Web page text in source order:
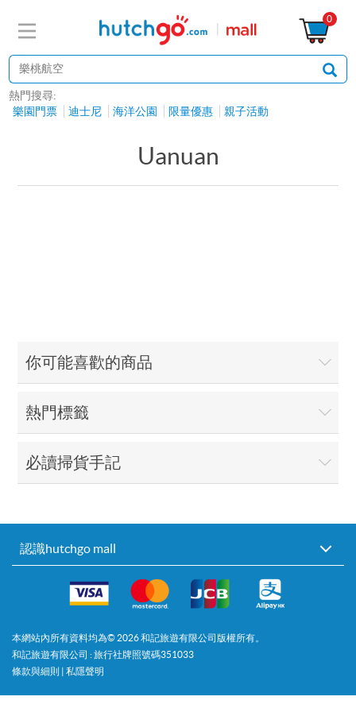
0
熱門搜尋:
樂園門票
迪士尼 海洋公園 限量優惠 親子活動
Uanuan
你可能喜歡的商品
熱門標籤
必讀掃貨手記
認識hutchgo mall
本網站內所有資料均為© 2026和記旅遊有限公司版權所有。
和記旅遊有限公司 : 旅行社牌照號碼351033
條款與細則 | 私隱聲明